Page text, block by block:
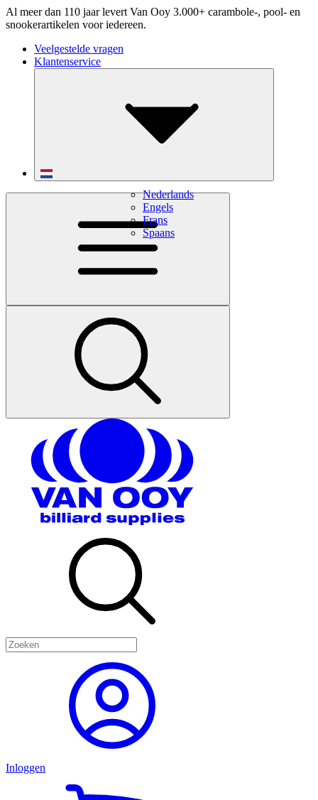
Al meer dan 110 jaar levert Van Ooy 3.000+ carambole-, pool- en
snookerartikelen voor iedereen.
Veelgestelde vragen
Klantenservice
Nederlands
Engels
Frans
Spaans
Inloggen